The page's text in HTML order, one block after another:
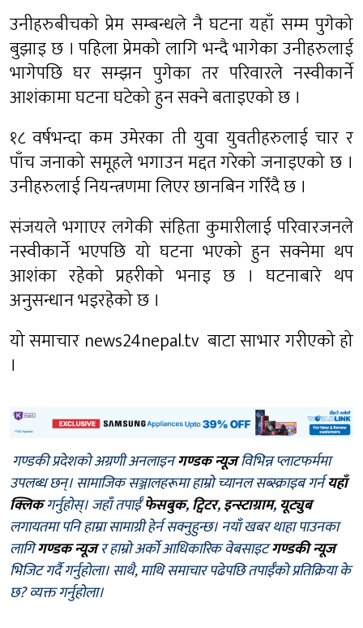
उनीहरुबीचको प्रेम सम्बन्धले नै घटना यहाँ सम्म पुगेको
बुझाइ छ । पहिला प्रेमको लागि भन्दै भागेका उनीहरुलाई
भागेपछि घर सम्झन पुगेका तर परिवारले नस्वीकार्ने
आशंकामा घटना घटेको हुन सक्ने बताइएको छ ।
१८ वर्षभन्दा कम उमेरका ती युवा युवतीहरुलाई चार र
पाँच जनाको समूहले भगाउन मद्दत गरेको जनाइएको छ ।
उनीहरुलाई नियन्त्रणमा लिएर छानबिन गरिँदै छ ।
संजयले भगाएर लगेकी संहिता कुमारीलाई परिवारजनले
नस्वीकार्ने भएपछि यो घटना भएको हुन सक्नेमा थप
आशंका रहेको प्रहरीको भनाइ छ । घटनाबारे थप
अनुसन्धान भइरहेको छ ।
यो समाचार news24nepal.tv बाटा साभार गरीएको हो
।
गण्डकी प्रदेशको अग्रणी अनलाइनगण्डक न्यूजविभिन्न प्लाटफर्ममा
उपलब्ध छन्। सामाजिक सञ्जालहरूमा हाम्रो च्यानल सब्स्क्राइब गर्नयहाँ
क्लिकगर्नुहोस्। जहाँ तपाईँफेसबुक,ट्विटर,इन्स्टाग्राम, यूट्युब
लगायतमा पनि हाम्रा सामाग्री हेर्न सक्नुहुन्छ। नयाँ खबर थाहा पाउनका
लागिगण्डक न्यूजर हाम्रो अर्को आधिकारिक वेबसाइटगण्डकी न्यूज
भिजिट गर्दै गर्नुहोला। साथै, माथि समाचार पढेपछि तपाईँको प्रतिक्रिया के
छ? व्यक्त गर्नुहोला।